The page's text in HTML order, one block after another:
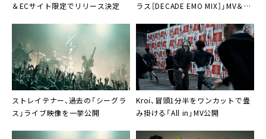
＆ECサイト限定でリリース決定
ラス［DECADE EMO MIX］」MV＆新
ストレイテナー、過去の「シーグラ
ス」ライブ映像を一挙公開
Kroi、冒頭1分半をワンカットで畳
み掛ける「All in」MV公開